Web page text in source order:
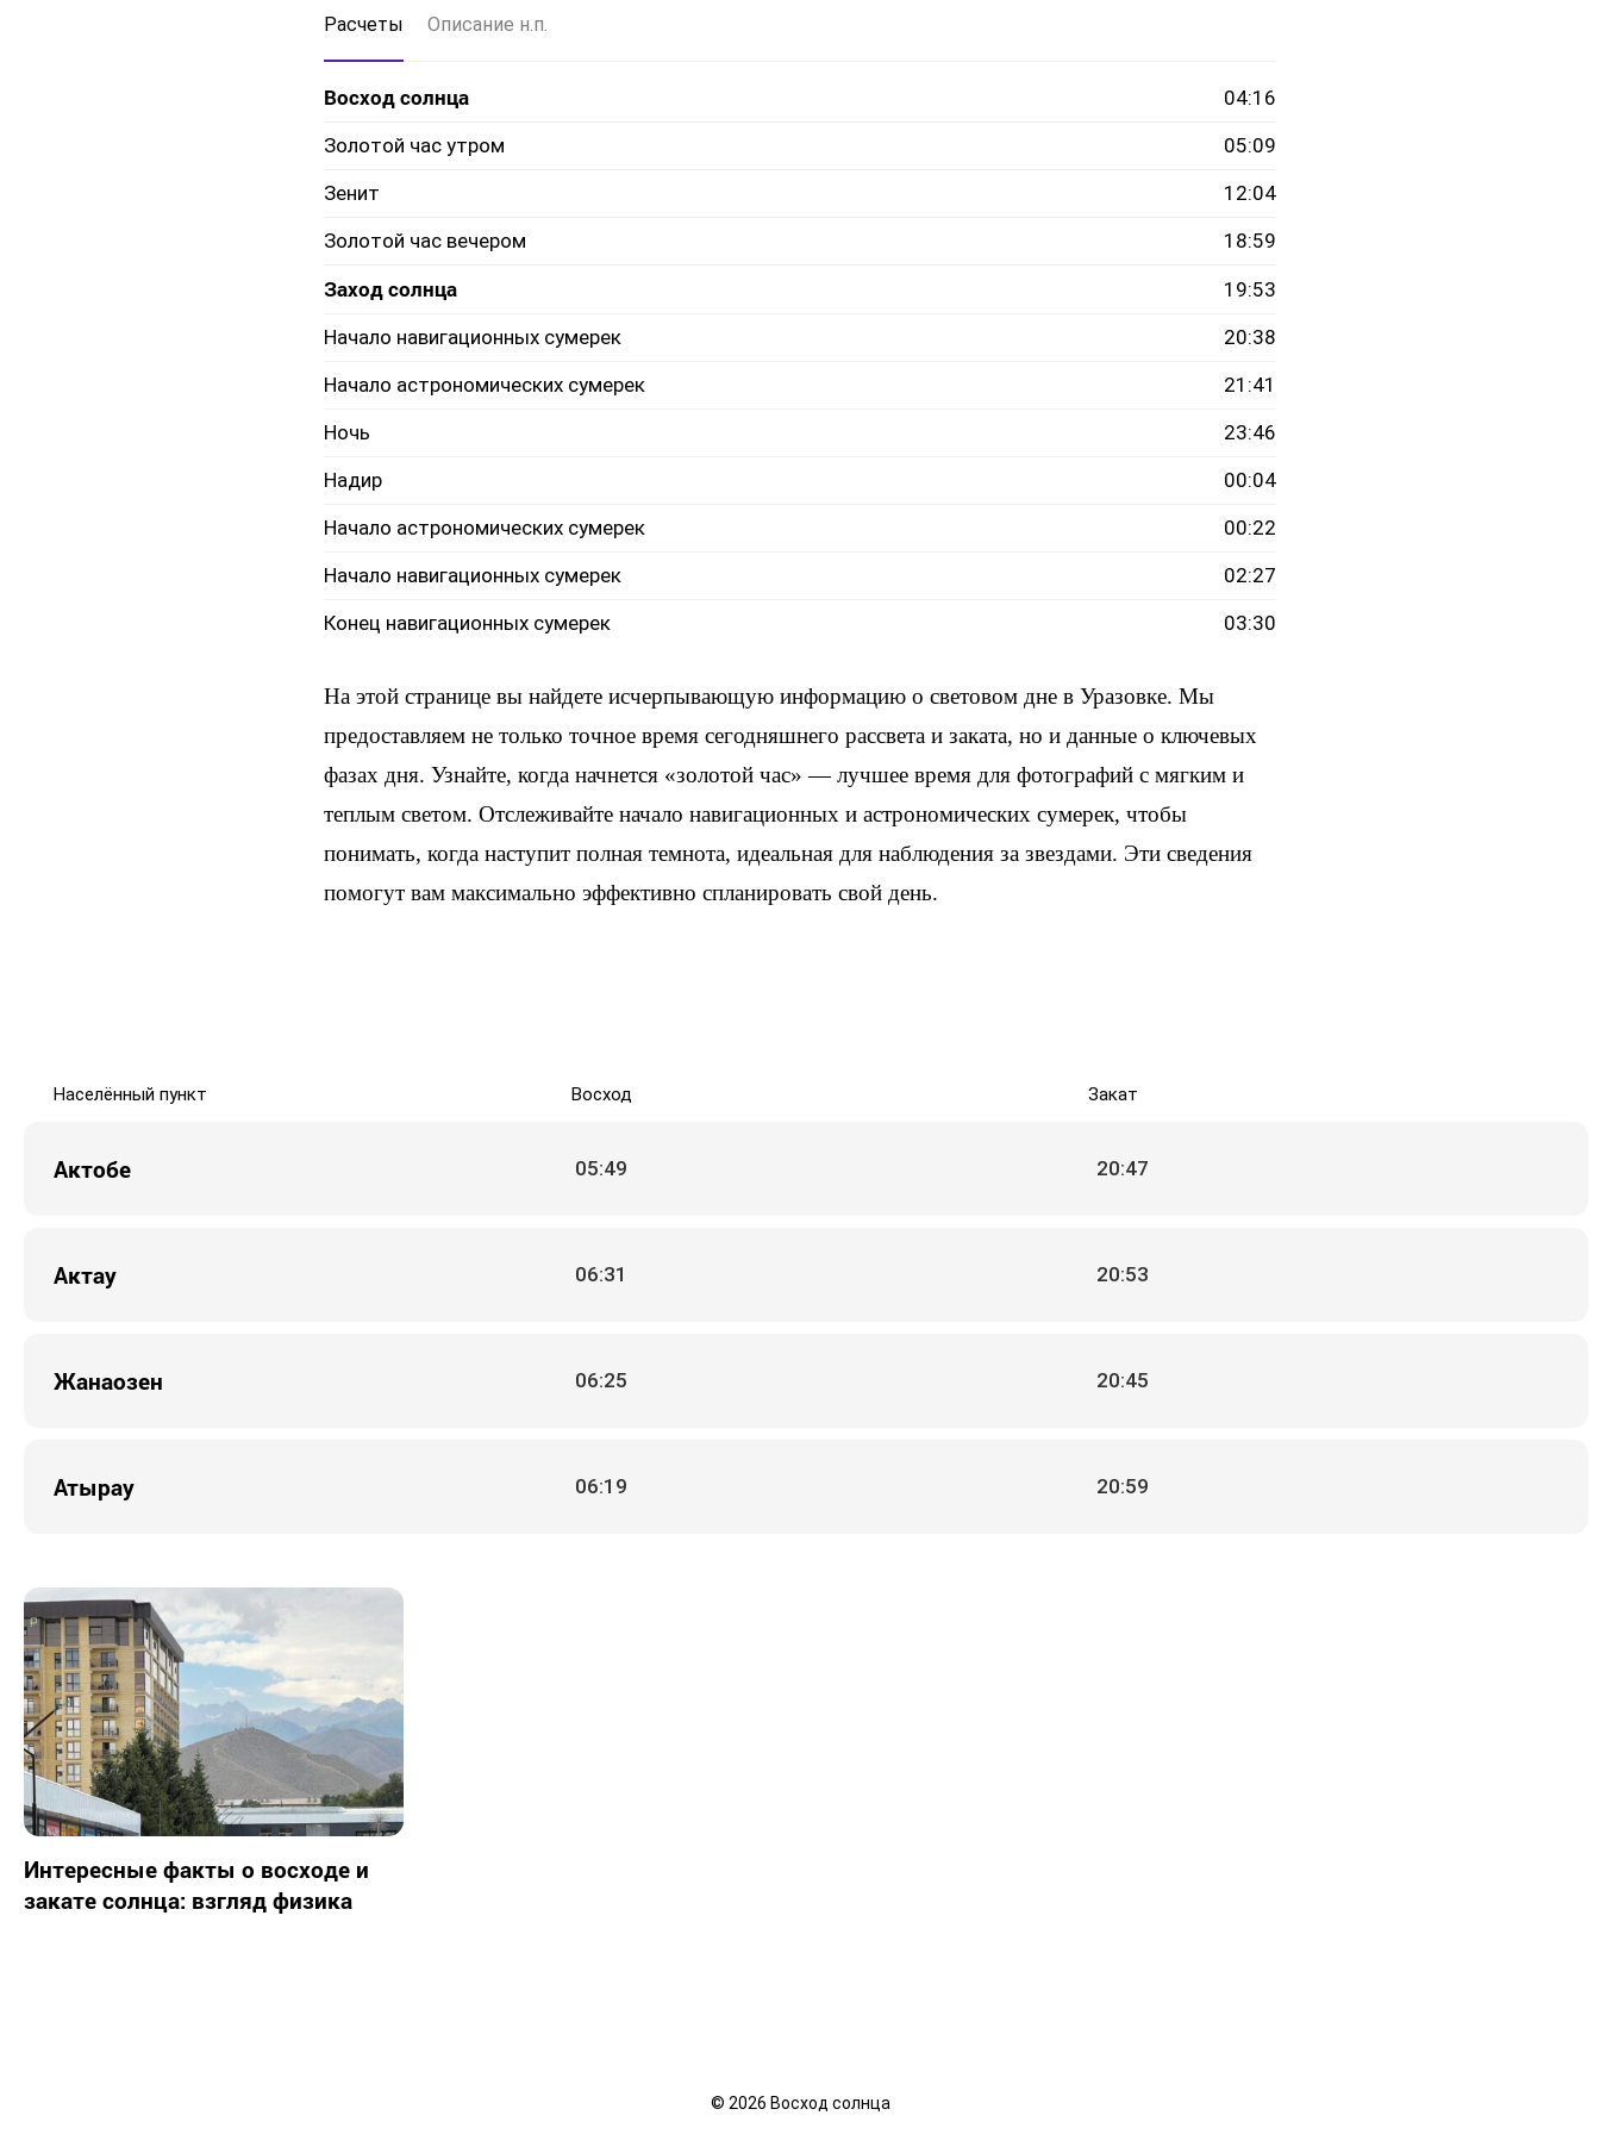
Расчеты Описание н.п.
Восход солнца 04:16
Золотой час утром
05:09
Зенит
12:04
Золотой час вечером
18:59
Заход солнца 19:53
Начало навигационных сумерек
20:38
Начало астрономических сумерек
21:41
Ночь
23:46
Надир
00:04
Начало астрономических сумерек
00:22
Начало навигационных сумерек
02:27
Конец навигационных сумерек
03:30
На этой странице вы найдете исчерпывающую информацию о световом дне в Уразовке. Мы
предоставляем не только точное время сегодняшнего рассвета и заката, но и данные о ключевых
фазах дня. Узнайте, когда начнется «золотой час» — лучшее время для фотографий с мягким и
теплым светом. Отслеживайте начало навигационных и астрономических сумерек, чтобы
понимать, когда наступит полная темнота, идеальная для наблюдения за звездами. Эти сведения
помогут вам максимально эффективно спланировать свой день.
Населённый пункт Восход Закат
Актобе 05:49 20:47
Актау 06:31 20:53
Жанаозен 06:25 20:45
Атырау 06:19 20:59
Интересные факты о восходе и
закате солнца: взгляд физика
© 2026 Восход солнца